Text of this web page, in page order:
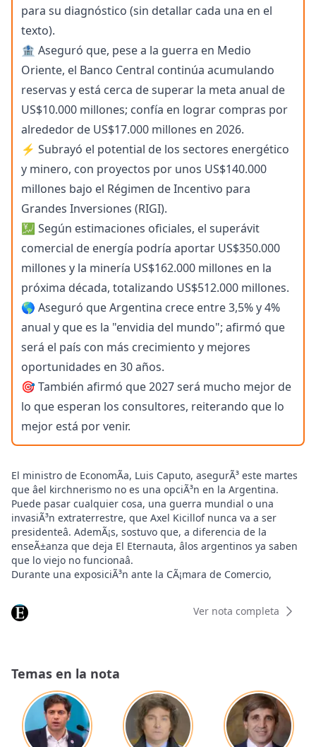
para su diagnóstico (sin detallar cada una en el
texto).
🏦 Aseguró que, pese a la guerra en Medio
Oriente, el Banco Central continúa acumulando
reservas y está cerca de superar la meta anual de
US$10.000 millones; confía en lograr compras por
alrededor de US$17.000 millones en 2026.
⚡ Subrayó el potential de los sectores energético
y minero, con proyectos por unos US$140.000
millones bajo el Régimen de Incentivo para
Grandes Inversiones (RIGI).
💹 Según estimaciones oficiales, el superávit
comercial de energía podría aportar US$350.000
millones y la minería US$162.000 millones en la
próxima década, totalizando US$512.000 millones.
🌎 Aseguró que Argentina crece entre 3,5% y 4%
anual y que es la "envidia del mundo"; afirmó que
será el país con más crecimiento y mejores
oportunidades en 30 años.
🎯 También afirmó que 2027 será mucho mejor de
lo que esperan los consultores, reiterando que lo
mejor está por venir.
El ministro de EconomÃ­a, Luis Caputo, asegurÃ³ este martes
que âel kirchnerismo no es una opciÃ³n en la Argentina.
Puede pasar cualquier cosa, una guerra mundial o una
invasiÃ³n extraterrestre, que Axel Kicillof nunca va a ser
presidenteâ. AdemÃ¡s, sostuvo que, a diferencia de la
enseÃ±anza que deja El Eternauta, âlos argentinos ya saben
que lo viejo no funcionaâ.
Durante una exposiciÃ³n ante la CÃ¡mara de Comercio,
Argentina (CAMBRAS), frente a empresarios brasileÃ±os y
representantes de compaÃ±Ã­as locales con operaciones en
vienen âlos mejores 18 mesesâ para el paÃ­s y confirman que
âlo peor ya pasÃ³â.
Para fundamentar su diagnÃ³stico, el titular del Palacio de
Hacienda enumerÃ³ cinco variables que considera clave:
En ese contexto, Caputo remarcÃ³ que âno estÃ¡ todo bien,
pero vamos bien, extremadamente bienâ. AdemÃ¡s, reiterÃ³
Ver nota completa
Temas en la nota